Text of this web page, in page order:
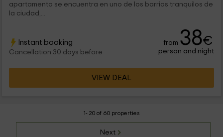
apartamento se encuentra en uno de los barrios tranquilos de
la ciudad,...
Instant booking
Cancellation 30 days before
from 38€
person and night
VIEW DEAL
1- 20 of 60 properties
Next